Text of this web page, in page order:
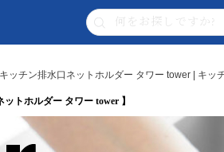
ッチン排水口ネットホルダー タワー tower | キッ
トホルダー タワー tower 】